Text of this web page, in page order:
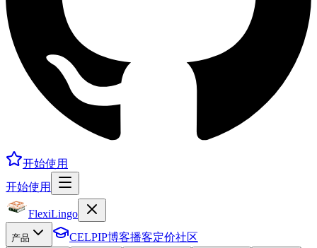
开始使用
开始使用
FlexiLingo
产品 CELPIP博客播客定价社区